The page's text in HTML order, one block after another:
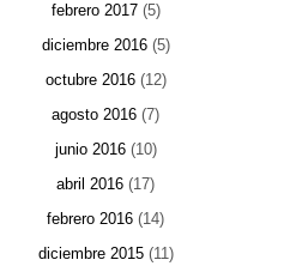
febrero 2017(5)
diciembre 2016(5)
octubre 2016(12)
agosto 2016 (7)
junio 2016(10)
abril 2016 (17)
febrero 2016 (14)
diciembre 2015(11)